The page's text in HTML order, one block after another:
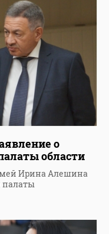
о
области
Ирина Алешина
палаты